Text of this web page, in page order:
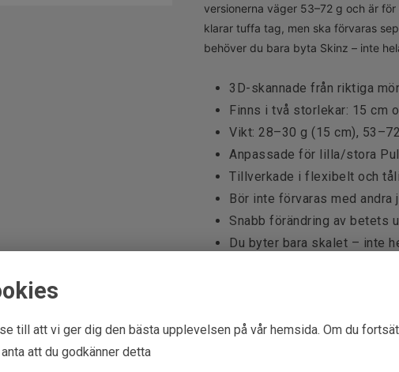
till att vi ger dig den bästa upplevelsen på vår hemsida. Om du
att du godkänner detta
versionerna väger 53–72 g och är
klarar tuffa tag, men ska förvaras
behöver du bara byta Skinz – inte
3D-skannade från riktiga
Finns i två storlekar: 15 cm
Vikt: 28–30 g (15 cm),
Anpassade för lilla/stora
Tillverkade i flexibelt och
Bör inte förvaras med andra
Snabb förändring av betets
Du byter bara skalet – inte